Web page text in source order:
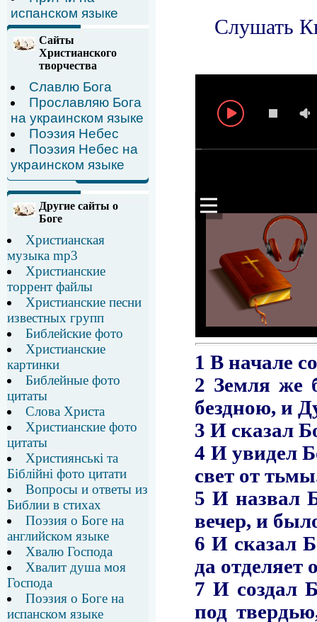
испанском языке
Сайты
Христианского
творчества
Славлю Бога
Прославляю Бога
на украинском языке
Поэзия Небес
Поэзия Небес на
украинском языке
Другие сайты о
Боге
Христианская
музыка mp3
Христианские
торрент файлы
Христианские песни
известных групп
Библейские фото
Христианские
картинки
Библейные фото
цитаты
Слова Христа
Христианские фото
цитаты
Християнські та
Біблійні фото цитати
Вопросы и ответы из
Библии в стихах
Поэзия о Боге на
английском языке
Хвалю Господа
Хвалит душа моя
Господа
Поэзия о Боге на
испанском языке